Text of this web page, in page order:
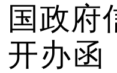
国政府
开办函